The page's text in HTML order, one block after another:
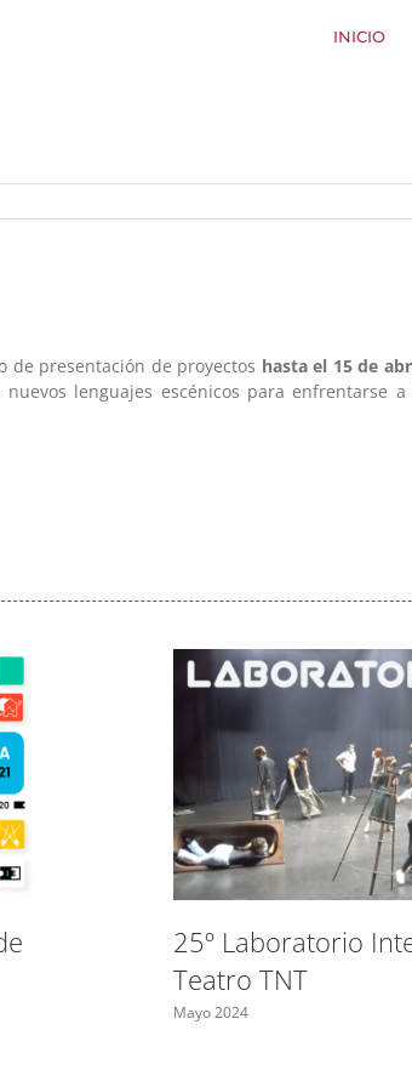
INICIO
de presentación de proyectos hasta el 15 de
lenguajes escénicos para enfrentarse
25º Laboratorio
Teatro TNT
Mayo 2024